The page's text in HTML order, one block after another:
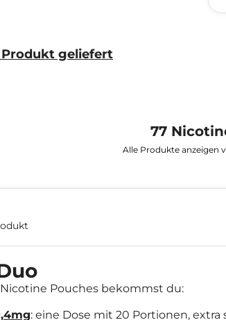
Produkt geliefert
Pouches bekommst du:
: eine Dose mit 20 Portionen,
77
Alle Produkte anzeigen